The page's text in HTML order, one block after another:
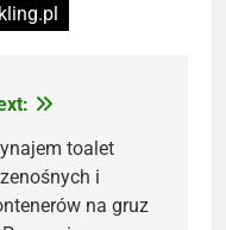
toalet
i
na gruz